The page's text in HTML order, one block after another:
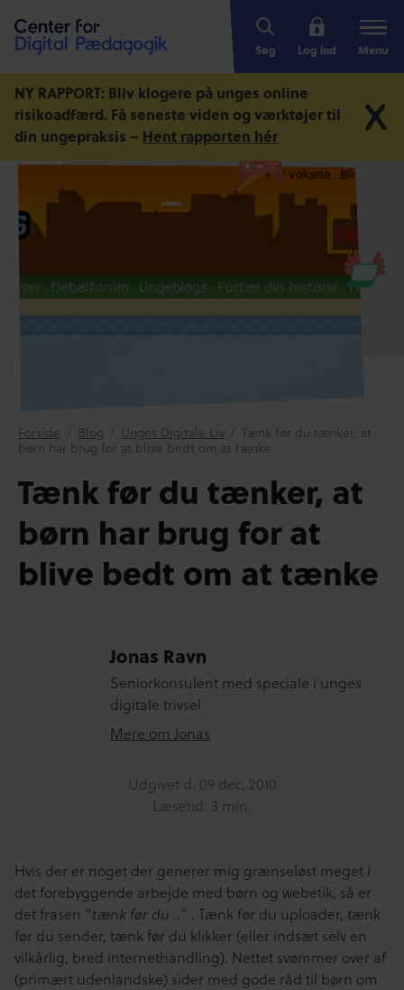
Søg Log ind Menu
NY RAPPORT: Bliv klogere på unges online
risikoadfærd. Få seneste viden og værktøjer til
din ungepraksis – Hent rapporten hér
Forside / Blog / Unges Digitale Liv / Tænk før du tænker, at
børn har brug for at blive bedt om at tænke
Tænk før du tænker, at
børn har brug for at
blive bedt om at tænke
Jonas Ravn
Seniorkonsulent med speciale i unges
digitale trivsel
Mere om Jonas
Udgivet d. 09 dec, 2010
Læsetid: 3 min.
Hvis der er noget der generer mig grænseløst meget i
det forebyggende arbejde med børn og webetik, så er
det frasen “tænk før du ..” . Tænk før du uploader, tænk
før du sender, tænk før du klikker (eller indsæt selv en
vilkårlig, bred internethandling). Nettet svømmer over af
(primært udenlandske) sider med gode råd til børn om